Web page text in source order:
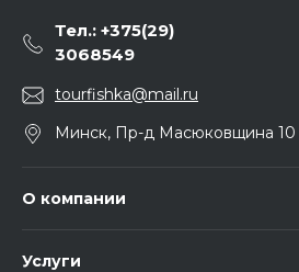
Тел.: +375(29)
3068549
tourfishka@mail.ru
Минск, Пр-д Масюковщина 10
О компании
Услуги